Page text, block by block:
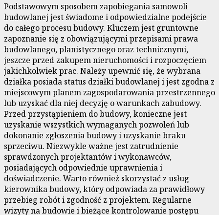
Podstawowym sposobem zapobiegania samowoli
budowlanej jest świadome i odpowiedzialne podejście
do całego procesu budowy. Kluczem jest gruntowne
zapoznanie się z obowiązującymi przepisami prawa
budowlanego, planistycznego oraz technicznymi,
jeszcze przed zakupem nieruchomości i rozpoczęciem
jakichkolwiek prac. Należy upewnić się, że wybrana
działka posiada status działki budowlanej i jest zgodna z
miejscowym planem zagospodarowania przestrzennego
lub uzyskać dla niej decyzję o warunkach zabudowy.
Przed przystąpieniem do budowy, konieczne jest
uzyskanie wszystkich wymaganych pozwoleń lub
dokonanie zgłoszenia budowy i uzyskanie braku
sprzeciwu. Niezwykle ważne jest zatrudnienie
sprawdzonych projektantów i wykonawców,
posiadających odpowiednie uprawnienia i
doświadczenie. Warto również skorzystać z usług
kierownika budowy, który odpowiada za prawidłowy
przebieg robót i zgodność z projektem. Regularne
wizyty na budowie i bieżące kontrolowanie postępu